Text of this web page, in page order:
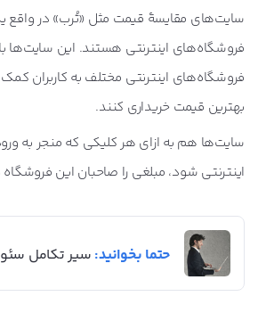
سایت‌های مقایسۀ قیمت مثل «تُرب» در واقع
فروشگاه‌های اینترنتی هستند. این سایت‌ها
فروشگاه‌های اینترنتی مختلف به کاربران کمک
بهترین قیمت خریداری کنند.
سایت‌ها هم به ازای هر کلیکی که منجر به
اینترنتی شود، مبلغی را صاحبان این
حتما بخوانید:سیر تکامل سئو: